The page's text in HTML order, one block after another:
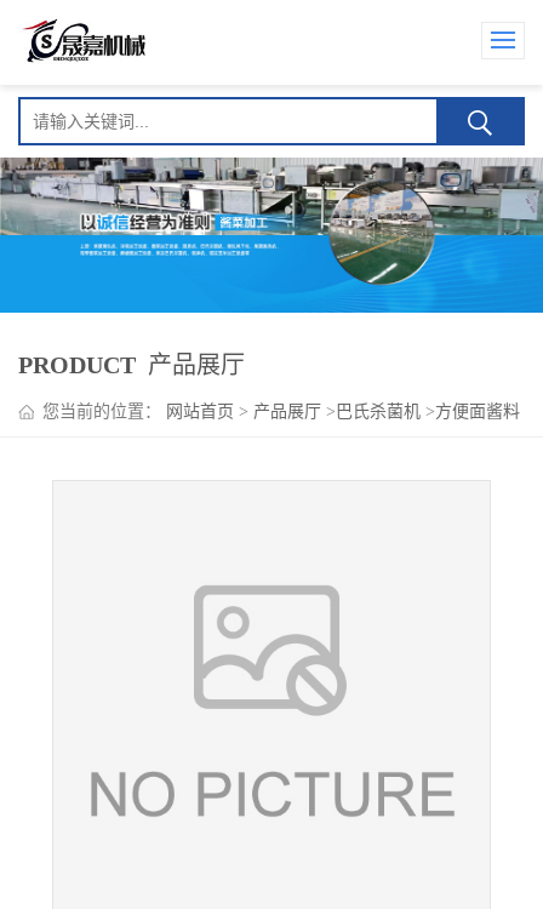
PRODUCT 产品展厅
您当前的位置： 网站首页 > 产品展厅 > 巴氏杀菌机 >方便面酱料